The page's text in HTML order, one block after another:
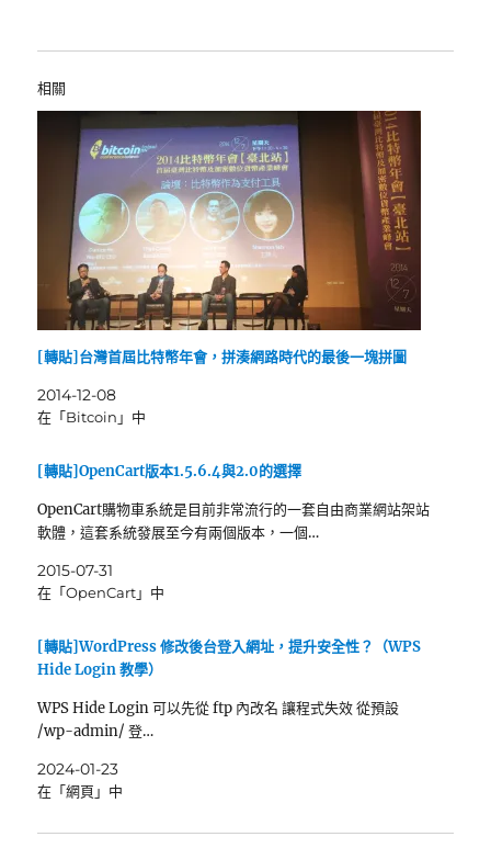
相關
[轉貼]台灣首屆比特幣年會，拼湊網路時代的最後一塊拼圖
2014-12-08
在「Bitcoin」中
[轉貼]OpenCart版本1.5.6.4與2.0的選擇
OpenCart購物車系統是目前非常流行的一套自由商業網站架站
軟體，這套系統發展至今有兩個版本，一個…
2015-07-31
在「OpenCart」中
[轉貼]WordPress 修改後台登入網址，提升安全性？（WPS
Hide Login 教學）
WPS Hide Login 可以先從 ftp 內改名 讓程式失效 從預設
/wp-admin/ 登…
2024-01-23
在「網頁」中